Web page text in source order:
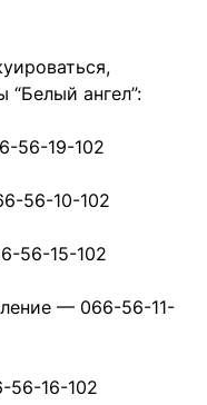
ангел”:
56-19-102
56-10-102
56-15-102
— 066-56-11-
56-16-102